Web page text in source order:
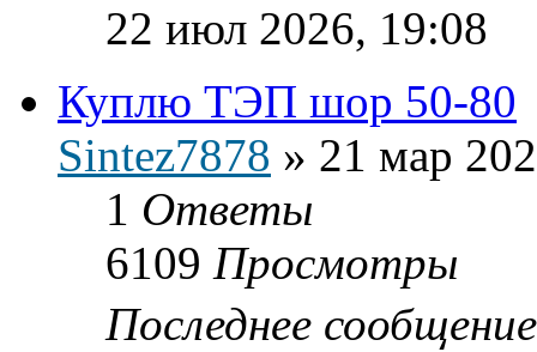
22 июл 2026, 19:08
Куплю ТЭП шор 50-80
Sintez7878 » 21 мар
1 Ответы
6109 Просмотры
Последнее